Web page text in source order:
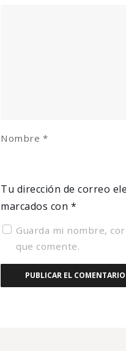
Tu dirección de correo
marcados con *
Nombre *
Guarda mi nombre,
que comente.